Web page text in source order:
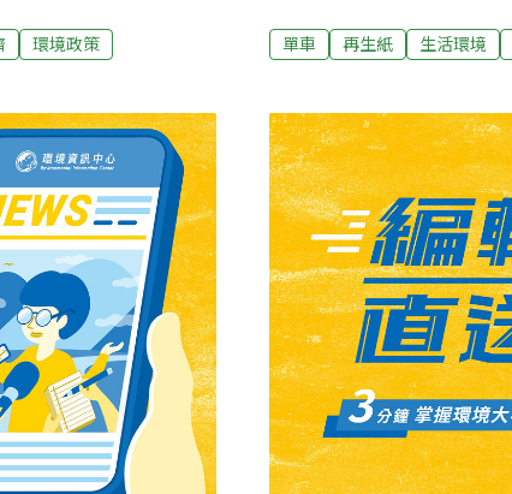
環境的影響很大。為
組成「尿布變黃金」
懷產品設計大賽第一名
回收廢棄尿布分解出
利用，製作工業用紙
設計學系整體設計，
環境政策
只需9美元，相當於台幣
出來的，葛夫尼運用了獨門
場，目前已選定3款車型與1
單車 再生紙 生活環境